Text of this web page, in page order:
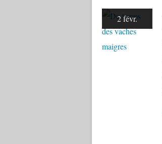
2 févr.